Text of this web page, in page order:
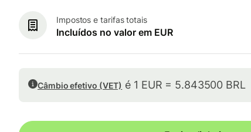
Impostos e tarifas totais
Incluídos no valor em EUR
Câmbio efetivo (VET) é 1 EUR = 5.843500 BRL